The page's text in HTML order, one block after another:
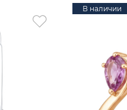
В наличии